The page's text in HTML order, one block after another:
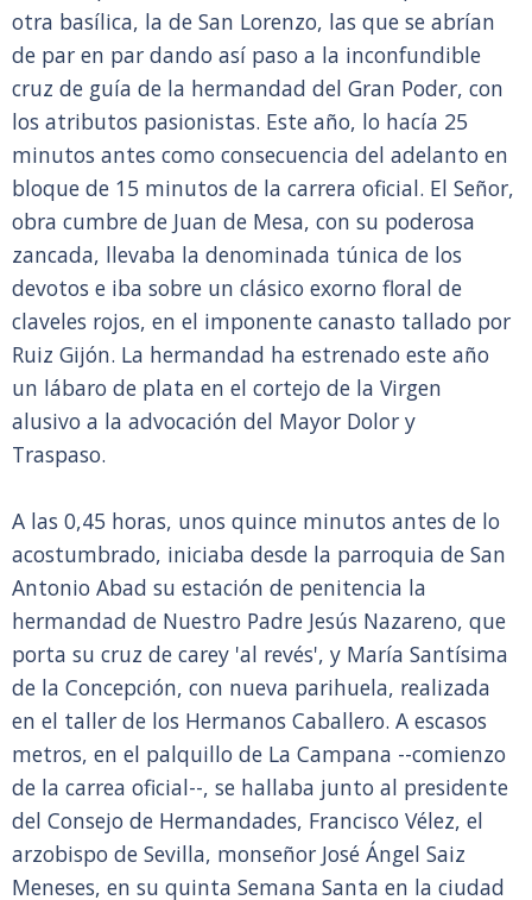
otra basílica, la de San Lorenzo, las que se abrían
de par en par dando así paso a la inconfundible
cruz de guía de la hermandad del Gran Poder, con
los atributos pasionistas. Este año, lo hacía 25
minutos antes como consecuencia del adelanto en
bloque de 15 minutos de la carrera oficial. El Señor,
obra cumbre de Juan de Mesa, con su poderosa
zancada, llevaba la denominada túnica de los
devotos e iba sobre un clásico exorno floral de
claveles rojos, en el imponente canasto tallado por
Ruiz Gijón. La hermandad ha estrenado este año
un lábaro de plata en el cortejo de la Virgen
alusivo a la advocación del Mayor Dolor y
Traspaso.
A las 0,45 horas, unos quince minutos antes de lo
acostumbrado, iniciaba desde la parroquia de San
Antonio Abad su estación de penitencia la
hermandad de Nuestro Padre Jesús Nazareno, que
porta su cruz de carey 'al revés', y María Santísima
de la Concepción, con nueva parihuela, realizada
en el taller de los Hermanos Caballero. A escasos
metros, en el palquillo de La Campana --comienzo
de la carrea oficial--, se hallaba junto al presidente
del Consejo de Hermandades, Francisco Vélez, el
arzobispo de Sevilla, monseñor José Ángel Saiz
Meneses, en su quinta Semana Santa en la ciudad